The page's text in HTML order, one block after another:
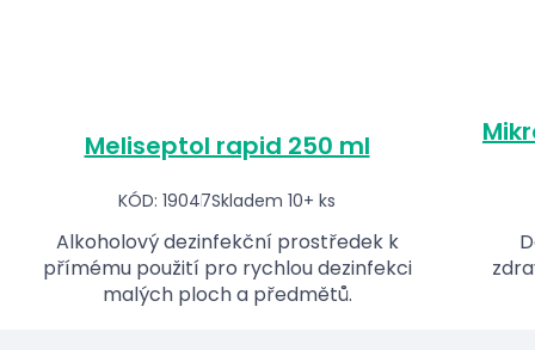
Meliseptol rapid 250 ml
KÓD: 19047Skladem 10+ ks
Alkoholový dezinfekční prostředek k
přímému použití pro rychlou dezinfekci
malých ploch a předmětů.